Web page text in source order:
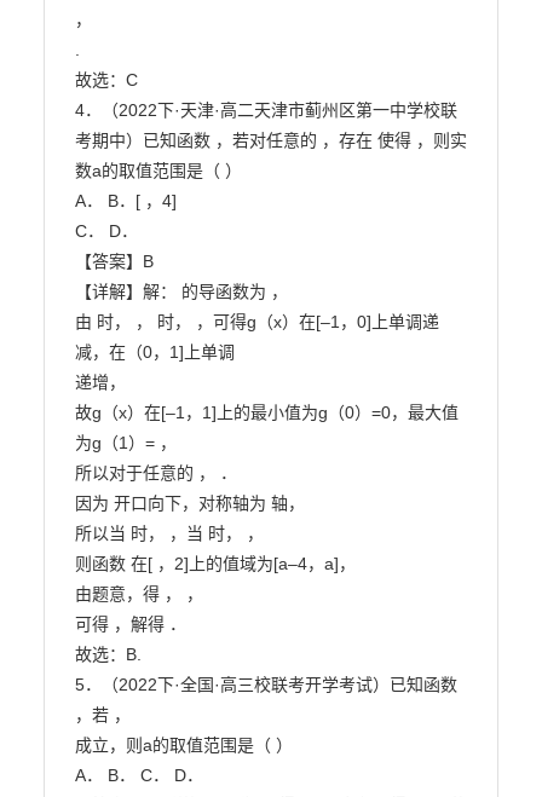
，
故选：C
4．（2022下·天津·高二天津市蓟州区第一中学校联
考期中）已知函数 ，若对任意的 ，存在 使得 ，则实
数a的取值范围是（ ）
A． B．[ ，4]
C． D．
【答案】B
【详解】解： 的导函数为 ，
由 时， ， 时， ，可得g（x）在[–1，0]上单调递
减，在（0，1]上单调
递增，
故g（x）在[–1，1]上的最小值为g（0）=0，最大值
为g（1）= ，
所以对于任意的 ， ．
因为 开口向下，对称轴为 轴，
所以当 时， ，当 时， ，
则函数 在[ ，2]上的值域为[a–4，a]，
由题意，得 ， ，
可得 ，解得 ．
故选：B.
5．（2022下·全国·高三校联考开学考试）已知函数
，若 ，
成立，则a的取值范围是（ ）
A． B． C． D．